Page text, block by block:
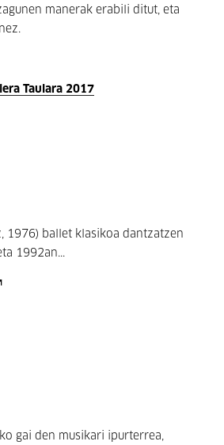
manerak erabili ditut, eta
Taulara 2017
1976) ballet klasikoa dantzatzen
1992an...
gai den musikari ipurterrea,